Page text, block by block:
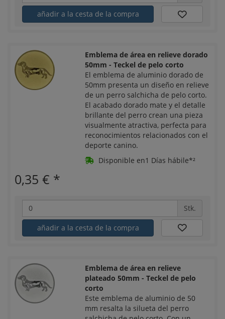
añadir a la cesta de la compra
Emblema de área en relieve dorado
50mm - Teckel de pelo corto
El emblema de aluminio dorado de
50mm presenta un diseño en relieve
de un perro salchicha de pelo corto.
El acabado dorado mate y el detalle
brillante del perro crean una pieza
visualmente atractiva, perfecta para
reconocimientos relacionados con el
deporte canino.
Disponible en1 Días hábile*²
0,35 € *
Stk.
añadir a la cesta de la compra
Emblema de área en relieve
plateado 50mm - Teckel de pelo
corto
Este emblema de aluminio de 50
mm resalta la silueta del perro